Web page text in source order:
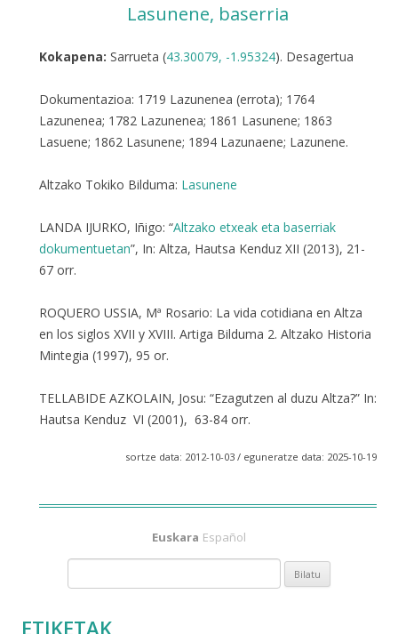
Lasunene, baserria
Kokapena: Sarrueta (43.30079, -1.95324). Desagertua
Dokumentazioa: 1719 Lazunenea (errota); 1764
Lazunenea; 1782 Lazunenea; 1861 Lasunene; 1863
Lasuene; 1862 Lasunene; 1894 Lazunaene; Lazunene.
Altzako Tokiko Bilduma: Lasunene
LANDA IJURKO, Iñigo: “Altzako etxeak eta baserriak
dokumentuetan”, In: Altza, Hautsa Kenduz XII (2013), 21-
67 orr.
ROQUERO USSIA, Mª Rosario: La vida cotidiana en Altza
en los siglos XVII y XVIII. Artiga Bilduma 2. Altzako Historia
Mintegia (1997), 95 or.
TELLABIDE AZKOLAIN, Josu: “Ezagutzen al duzu Altza?” In:
Hautsa Kenduz VI (2001), 63-84 orr.
sortze data: 2012-10-03 / eguneratze data: 2025-10-19
Euskara Español
ETIKETAK